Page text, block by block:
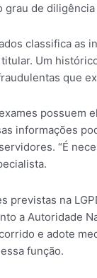
de
classifica as
Um
que
possuem
informações
“É
previstas na
a Autoridade
e adote
função.